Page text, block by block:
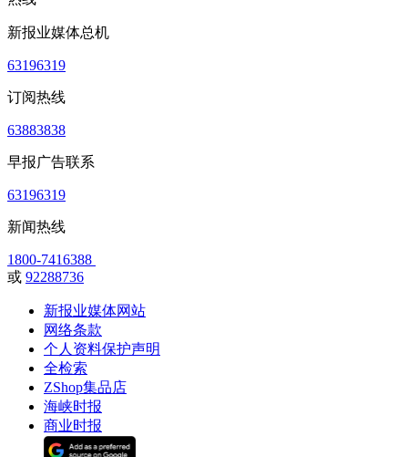
新报业媒体总机
63196319
订阅热线
63883838
早报广告联系
63196319
新闻热线
1800-7416388
或 92288736
新报业媒体网站
网络条款
个人资料保护声明
全检索
ZShop集品店
海峡时报
商业时报